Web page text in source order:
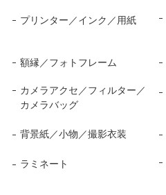
プリンター／インク／用紙
額縁／フォトフレーム
カメラアクセ／フィルター／
カメラバッグ
背景紙／小物／撮影衣装
ラミネート